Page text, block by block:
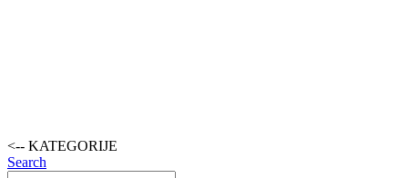
<-- KATEGORIJE
Search